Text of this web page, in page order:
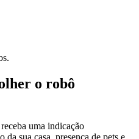
o robô
uma indicação
sua casa, presença de pets e